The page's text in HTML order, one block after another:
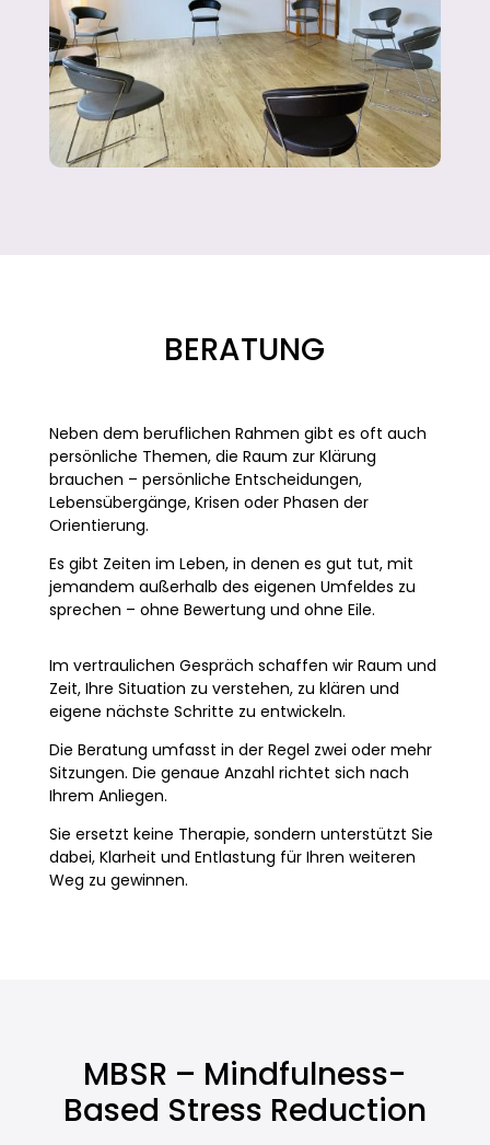
BERATUNG
Neben dem beruflichen Rahmen gibt es oft auch
persönliche Themen, die Raum zur Klärung
brauchen – persönliche Entscheidungen,
Lebensübergänge, Krisen oder Phasen der
Orientierung.
Es gibt Zeiten im Leben, in denen es gut tut, mit
jemandem außerhalb des eigenen Umfeldes zu
sprechen – ohne Bewertung und ohne Eile.
Im vertraulichen Gespräch schaffen wir Raum und
Zeit, Ihre Situation zu verstehen, zu klären und
eigene nächste Schritte zu entwickeln.
Die Beratung umfasst in der Regel zwei oder mehr
Sitzungen. Die genaue Anzahl richtet sich nach
Ihrem Anliegen.
Sie ersetzt keine Therapie, sondern unterstützt Sie
dabei, Klarheit und Entlastung für Ihren weiteren
Weg zu gewinnen.
MBSR – Mindfulness-
Based Stress Reduction